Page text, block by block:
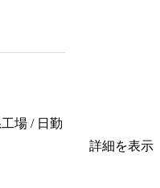
場 / 日勤
詳細を表示